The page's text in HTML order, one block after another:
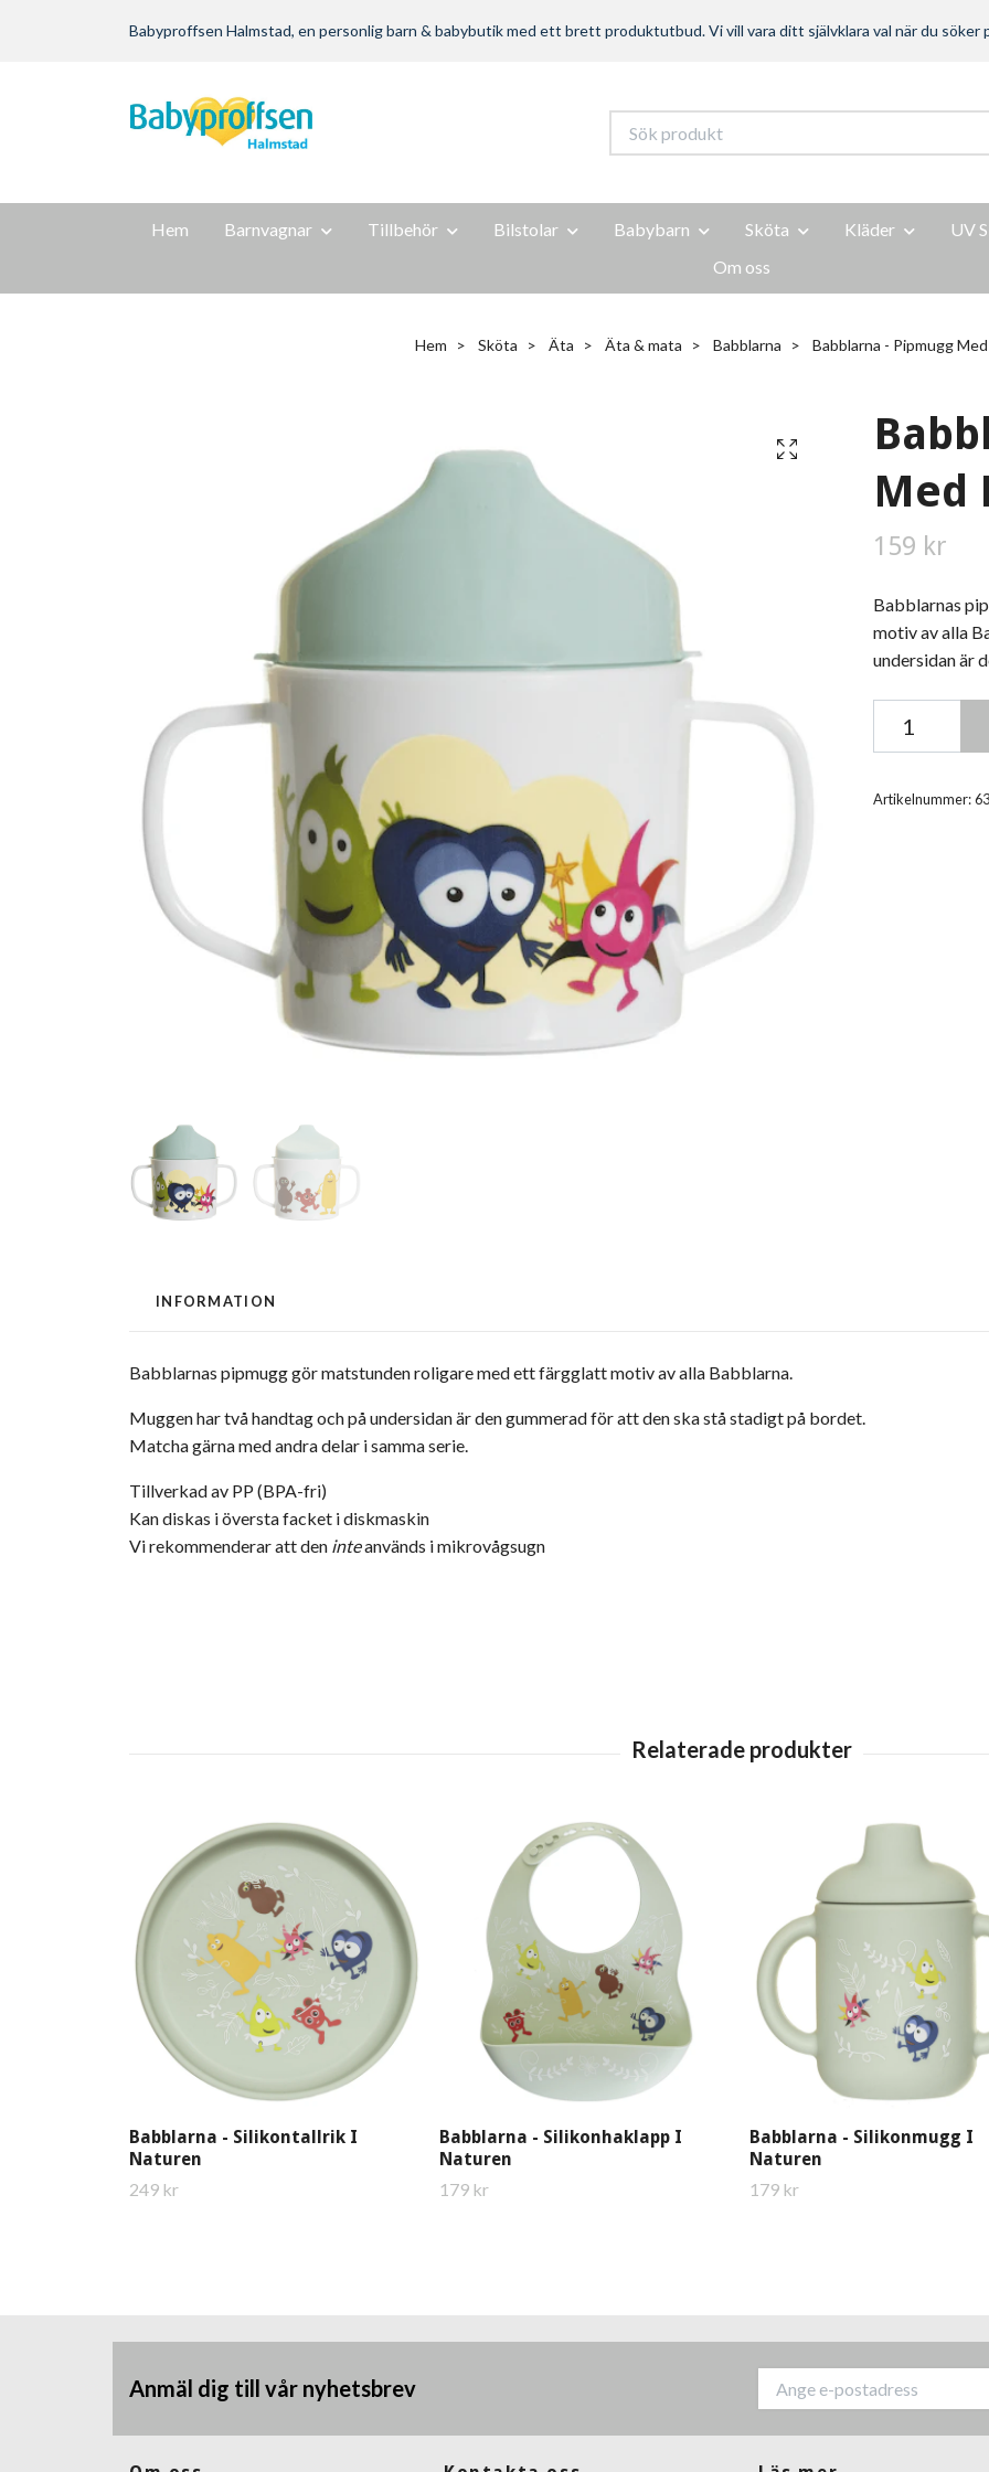
Babyproffsen Halmstad, en personlig barn & babybutik med ett brett produktutbud. Vi vill vara ditt självklara val när du söker
Hem Barnvagnar Tillbehör Bilstolar Babybarn Sköta Kläder UV
Om oss
Hem Sköta Äta Äta & mata Babblarna Babblarna - Pipmugg
Med
159 kr
Babblarnas
motiv av alla
undersidan är
Artikelnummer:
INFORMATION
Babblarnas pipmugg gör matstunden roligare med ett färgglatt motiv av alla Babblarna.
Muggen har två handtag och på undersidan är den gummerad för att den ska stå stadigt på bordet.
Matcha gärna med andra delar i samma serie.
Tillverkad av PP (BPA-fri)
Kan diskas i översta facket i diskmaskin
Vi rekommenderar att den inteanvänds i mikrovågsugn
Babblarna - Silikontallrik I
Naturen
249 kr
Babblarna - Silikonhaklapp I
Naturen
179 kr
Babblarna - Silikonmugg I
Naturen
179 kr
Anmäl dig till vår nyhetsbrev